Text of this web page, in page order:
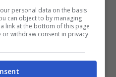
Patrick era
immediatamente
personal data on the basis
can object to by managing
link at the bottom of this page
or withdraw consent in privacy